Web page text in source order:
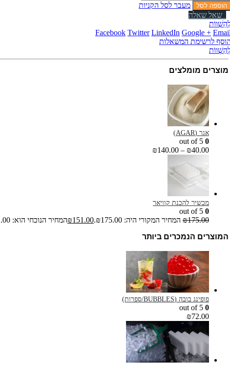
הוספה לסל
מעבר לסל הקניות
שאל שאלה
Facebook Twitter LinkedIn Google +
לרשימת המשאלות
מוצרים מומלצים
אגר (AGAR)
0
₪40.00
–
₪140.00
מכשיר להכנת קוויאר
0
₪175.00 המחיר המקורי היה: ₪175.00. ₪151.00
המחיר הנוכחי הוא: ₪151.00.
המוצרים הנמכרים ביותר
פופינג בובה (BUBBLES/ספרות)
0
₪72.00